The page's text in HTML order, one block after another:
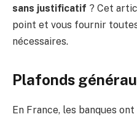
sans justificatif ? Cet
point et vous fournir
nécessaires.
Plafonds
En France, les banques